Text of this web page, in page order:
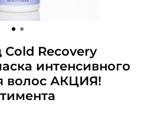
Сold Recovery
интенсивного
волос АКЦИЯ!